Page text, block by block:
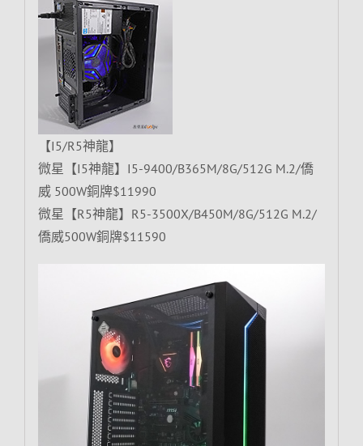
【I5/R5神龍】
微星【I5神龍】I5-9400/B365M/8G/512G M.2/僑
威 500W銅牌$11990
微星【R5神龍】R5-3500X/B450M/8G/512G M.2/
僑威500W銅牌$11590